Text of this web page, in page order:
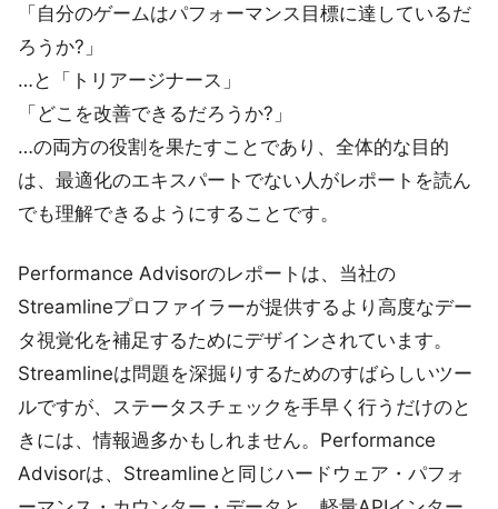
「自分のゲームはパフォーマンス目標に達しているだ
ろうか?」
…と「トリアージナース」
「どこを改善できるだろうか?」
…の両方の役割を果たすことであり、全体的な目的
は、最適化のエキスパートでない人がレポートを読ん
でも理解できるようにすることです。
Performance Advisorのレポートは、当社の
Streamlineプロファイラーが提供するより高度なデー
タ視覚化を補足するためにデザインされています。
Streamlineは問題を深掘りするためのすばらしいツー
ルですが、ステータスチェックを手早く行うだけのと
きには、情報過多かもしれません。Performance
Advisorは、Streamlineと同じハードウェア・パフォ